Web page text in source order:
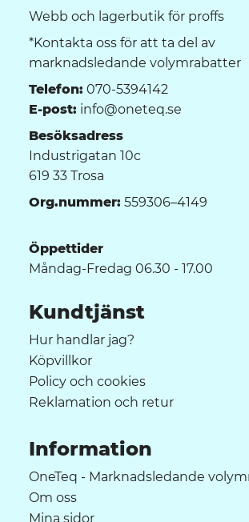
Webb och lagerbutik för proffs
*Kontakta oss för att ta del av
marknadsledande volymrabatter
Telefon: 070-5394142
E-post: info@oneteq.se
Besöksadress
Industrigatan 10c
619 33 Trosa
Org.nummer: 559306–4149
Öppettider
Måndag-Fredag 06.30 - 17.00
Kundtjänst
Hur handlar jag?
Köpvillkor
Policy och cookies
Reklamation och retur
Information
OneTeq - Marknadsledande
Om oss
Mina sidor